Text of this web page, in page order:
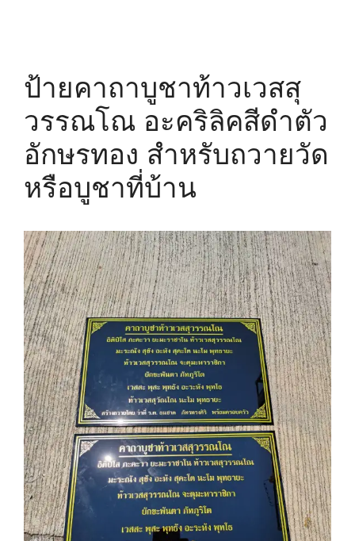
ป้ายคาถาบูชาท้าวเวสสุ
วรรณโณ อะคริลิคสีดำตัว
อักษรทอง สำหรับถวายวัด
หรือบูชาที่บ้าน